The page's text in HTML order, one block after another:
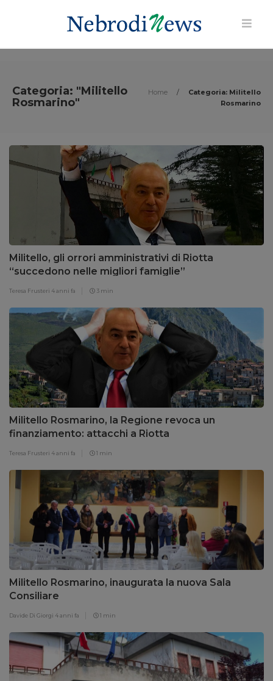
Categoria: "Militello
Rosmarino"
Home /
Categoria: Militello
Rosmarino
Militello, gli orrori amministrativi di Riotta
“succedono nelle migliori famiglie”
Teresa Frusteri 4 anni fa 3 min
Militello Rosmarino, la Regione revoca un
finanziamento: attacchi a Riotta
Teresa Frusteri 4 anni fa 1 min
Militello Rosmarino, inaugurata la nuova Sala
Consiliare
Davide Di Giorgi 4 anni fa 1 min